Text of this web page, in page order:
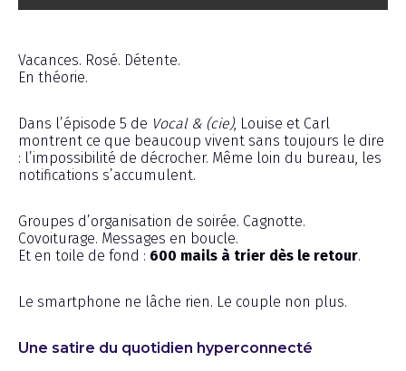
Vacances. Rosé. Détente.
En théorie.
Dans l’épisode 5 de Vocal & (cie), Louise et Carl
montrent ce que beaucoup vivent sans toujours le dire
: l’impossibilité de décrocher. Même loin du bureau, les
notifications s’accumulent.
Groupes d’organisation de soirée. Cagnotte.
Covoiturage. Messages en boucle.
Et en toile de fond : 600 mails à trier dès le retour.
Le smartphone ne lâche rien. Le couple non plus.
Une satire du quotidien hyperconnecté